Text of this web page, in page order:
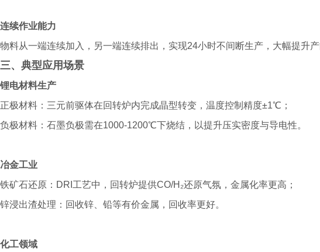
连续作业能力
物料从一端连续加入，另一端连续排出，实现24小时不间断生产，大幅提升产
三、典型应用场景
锂电材料生产
正极材料：三元前驱体在回转炉内完成晶型转变，温度控制精度±1℃；
负极材料：石墨负极需在1000-1200℃下烧结，以提升压实密度与导电性。
冶金工业
铁矿石还原：DRI工艺中，回转炉提供CO/H₂还原气氛，金属化率更高；
锌浸出渣处理：回收锌、铅等有价金属，回收率更好。
化工领域